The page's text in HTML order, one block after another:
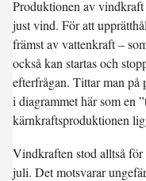
Produktionen av vindkraft
just vind. För att
främst av vattenkraft –
också kan startas och
efterfrågan. Tittar man
i diagrammet här som en
kärnkraftsproduktionen
Vindkraften stod alltså
juli. Det motsvarar